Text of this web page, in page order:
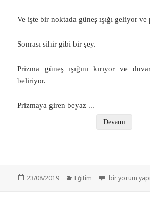
Ve işte bir noktada güneş ışığı geliyor
Sonrası sihir gibi bir şey.
Prizma güneş ışığını kırıyor ve
beliriyor.
Prizmaya giren beyaz ...
Devamı
Yayın
23/08/2019 Kategoriler
Eğitim Yeni Renk
bir yorum